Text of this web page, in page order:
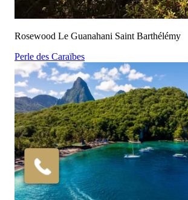
Rosewood Le Guanahani Saint Barthélémy
Perle des Caraïbes